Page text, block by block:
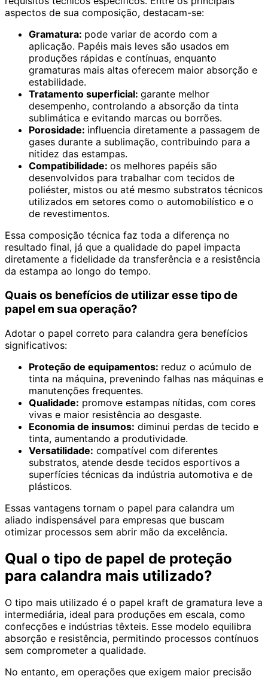
aspectos de sua composição, destacam-se:
Gramatura: pode variar de acordo com a
aplicação. Papéis mais leves são usados em
produções rápidas e contínuas, enquanto
gramaturas mais altas oferecem maior absorção e
estabilidade.
Tratamento superficial: garante melhor
desempenho, controlando a absorção da tinta
sublimática e evitando marcas ou borrões.
Porosidade: influencia diretamente a passagem de
gases durante a sublimação, contribuindo para a
nitidez das estampas.
Compatibilidade: os melhores papéis são
desenvolvidos para trabalhar com tecidos de
poliéster, mistos ou até mesmo substratos técnicos
utilizados em setores como o automobilístico e o
de revestimentos.
Essa composição técnica faz toda a diferença no
resultado final, já que a qualidade do papel impacta
diretamente a fidelidade da transferência e a resistência
da estampa ao longo do tempo.
Quais os benefícios de utilizar esse tipo de
papel em sua operação?
Adotar o papel correto para calandra gera benefícios
significativos:
Proteção de equipamentos: reduz o acúmulo de
tinta na máquina, prevenindo falhas nas máquinas e
manutenções frequentes.
Qualidade: promove estampas nítidas, com cores
vivas e maior resistência ao desgaste.
Economia de insumos: diminui perdas de tecido e
tinta, aumentando a produtividade.
Versatilidade: compatível com diferentes
substratos, atende desde tecidos esportivos a
superfícies técnicas da indústria automotiva e de
plásticos.
Essas vantagens tornam o papel para calandra um
aliado indispensável para empresas que buscam
otimizar processos sem abrir mão da excelência.
Qual o tipo de papel de proteção
para calandra mais utilizado?
O tipo mais utilizado é o papel kraft de gramatura leve a
intermediária, ideal para produções em escala, como
confecções e indústrias têxteis. Esse modelo equilibra
absorção e resistência, permitindo processos contínuos
sem comprometer a qualidade.
No entanto, em operações que exigem maior precisão